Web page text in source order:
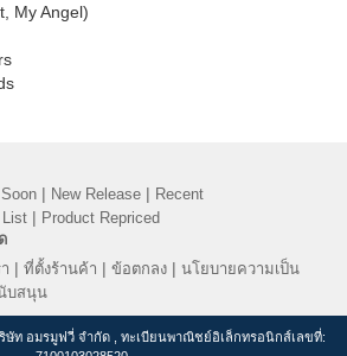
My Angel)
| New Release | Recent
List | Product Repriced
| ที่ตั้งร้านค้า | ข้อตกลง | นโยบายความเป็น
บสนุน
ษัท อมรมูฟวี่ จำกัด , ทะเบียนพาณิชย์อิเล็กทรอนิกส์เลขที่: